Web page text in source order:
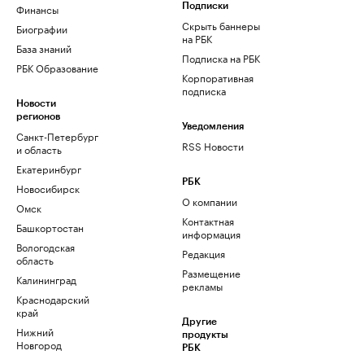
Финансы
Биографии
База знаний
РБК Образование
Новости
регионов
Санкт-Петербург
и область
Екатеринбург
Новосибирск
Омск
Башкортостан
Вологодская
область
Калининград
Краснодарский
край
Нижний
Новгород
Подписки
Скрыть баннеры
на РБК
Подписка на РБК
Корпоративная
подписка
Уведомления
RSS Новости
РБК
О компании
Контактная
информация
Редакция
Размещение
рекламы
Другие
продукты
РБК